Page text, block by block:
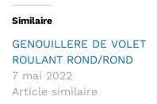
Similaire
GENOUILLERE DE VOLET
ROULANT ROND/ROND
7 mai 2022
Article similaire